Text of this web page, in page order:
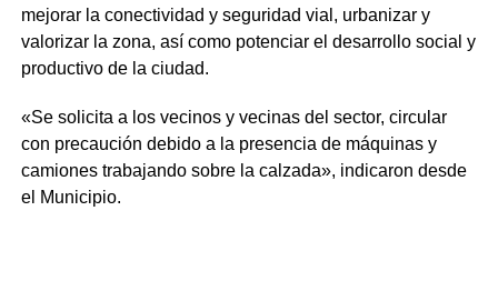
mejorar la conectividad y seguridad vial, urbanizar y
valorizar la zona, así como potenciar el desarrollo social y
productivo de la ciudad.
«Se solicita a los vecinos y vecinas del sector, circular
con precaución debido a la presencia de máquinas y
camiones trabajando sobre la calzada», indicaron desde
el Municipio.